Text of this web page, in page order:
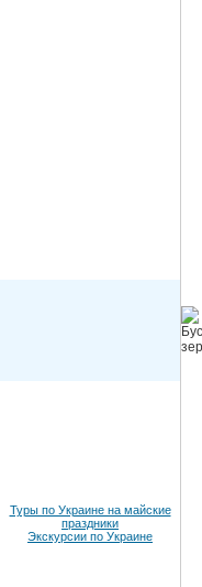
Туры по Украине на майские
праздники
Экскурсии по Украине